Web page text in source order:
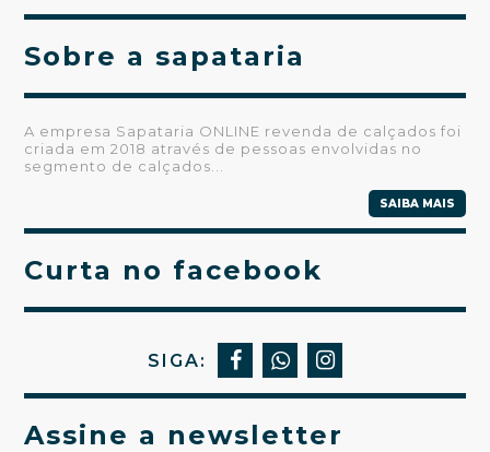
Sobre a sapataria
A empresa Sapataria ONLINE revenda de calçados foi
criada em 2018 através de pessoas envolvidas no
segmento de calçados...
SAIBA MAIS
Curta no facebook
SIGA:
Assine a newsletter